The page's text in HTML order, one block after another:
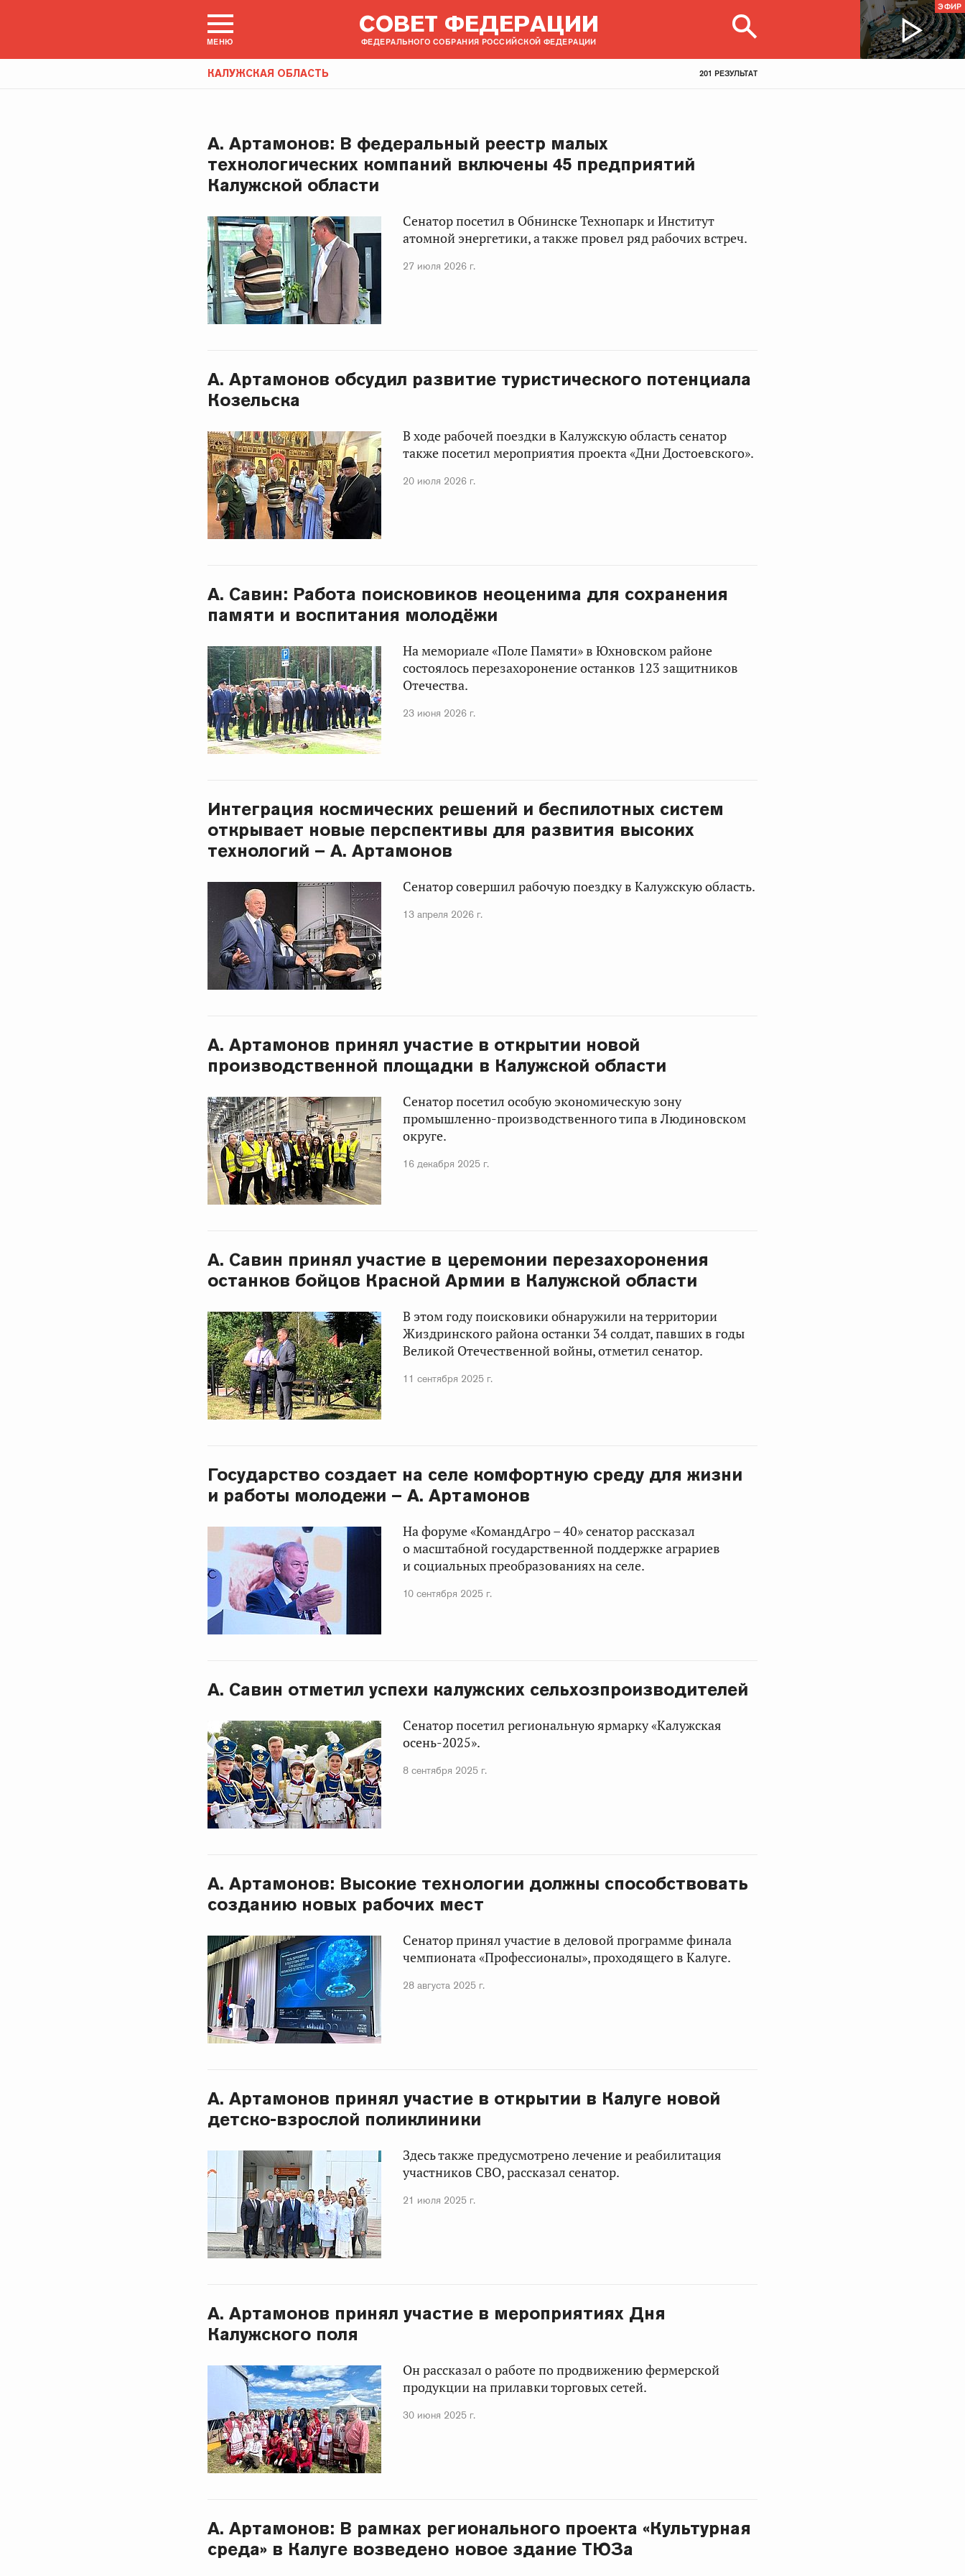
МЕНЮ
СОВЕТ ФЕДЕРАЦИИ
ФЕДЕРАЛЬНОГО СОБРАНИЯ РОССИЙСКОЙ ФЕДЕРАЦИИ
ЭФИР
КАЛУЖСКАЯ ОБЛАСТЬ 201 РЕЗУЛЬТАТ
А. Артамонов: В федеральный реестр малых
технологических компаний включены 45 предприятий
Калужской области
Сенатор посетил в Обнинске Технопарк и Институт
атомной энергетики, а также провел ряд рабочих встреч.
27 июля 2026 г.
А. Артамонов обсудил развитие туристического потенциала
Козельска
В ходе рабочей поездки в Калужскую область сенатор
также посетил мероприятия проекта «Дни Достоевского».
20 июля 2026 г.
А. Савин: Работа поисковиков неоценима для сохранения
памяти и воспитания молодёжи
На мемориале «Поле Памяти» в Юхновском районе
состоялось перезахоронение останков 123 защитников
Отечества.
23 июня 2026 г.
Интеграция космических решений и беспилотных систем
открывает новые перспективы для развития высоких
технологий – А. Артамонов
Сенатор совершил рабочую поездку в Калужскую область.
13 апреля 2026 г.
А. Артамонов принял участие в открытии новой
производственной площадки в Калужской области
Сенатор посетил особую экономическую зону
промышленно-производственного типа в Людиновском
округе.
16 декабря 2025 г.
А. Савин принял участие в церемонии перезахоронения
останков бойцов Красной Армии в Калужской области
В этом году поисковики обнаружили на территории
Жиздринского района останки 34 солдат, павших в годы
Великой Отечественной войны, отметил сенатор.
11 сентября 2025 г.
Государство создает на селе комфортную среду для жизни
и работы молодежи – А. Артамонов
На форуме «КомандАгро – 40» сенатор рассказал
о масштабной государственной поддержке аграриев
и социальных преобразованиях на селе.
10 сентября 2025 г.
А. Савин отметил успехи калужских сельхозпроизводителей
Сенатор посетил региональную ярмарку «Калужская
осень-2025».
8 сентября 2025 г.
А. Артамонов: Высокие технологии должны способствовать
созданию новых рабочих мест
Сенатор принял участие в деловой программе финала
чемпионата «Профессионалы», проходящего в Калуге.
28 августа 2025 г.
А. Артамонов принял участие в открытии в Калуге новой
детско-взрослой поликлиники
Здесь также предусмотрено лечение и реабилитация
участников СВО, рассказал сенатор.
21 июля 2025 г.
А. Артамонов принял участие в мероприятиях Дня
Калужского поля
Он рассказал о работе по продвижению фермерской
продукции на прилавки торговых сетей.
30 июня 2025 г.
А. Артамонов: В рамках регионального проекта «Культурная
среда» в Калуге возведено новое здание ТЮЗа